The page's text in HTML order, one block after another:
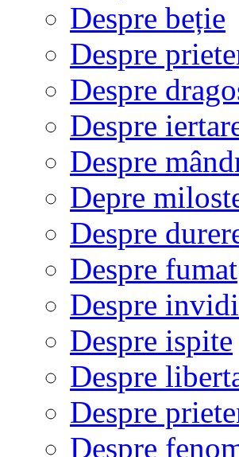
Despre beție
Despre
Despre
Despre
Despre
Depre
Despre
Despre fumat
Despre
Despre ispite
Despre
Despre
Despre